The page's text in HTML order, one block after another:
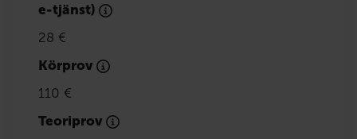
e-tjänst)
28 €
Körprov
110 €
Teoriprov